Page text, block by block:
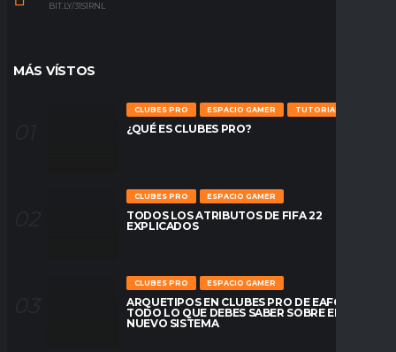
BIT.LY/31S1RNL
MÁS VÍSTOS
CLUBES PRO ESPACIO GAMER TUTORIALES
¿QUÉ ES CLUBES PRO?
CLUBES PRO ESPACIO GAMER
TODOS LOS ATRIBUTOS DE FIFA 22
EXPLICADOS
CLUBES PRO ESPACIO GAMER
ARQUETIPOS EN CLUBES PRO DE EAFC26:
TODO LO QUE DEBES SABER SOBRE EL
NUEVO SISTEMA